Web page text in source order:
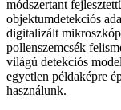
módszertant
objektumdetekciós
digitalizált
pollenszemcsék
világú detekciós
egyetlen példaképre
használunk.